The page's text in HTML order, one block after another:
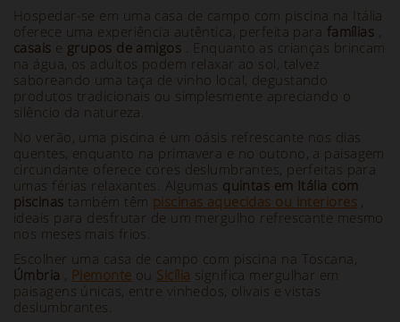
Hospedar-se em uma casa de campo com piscina na Itália
oferece uma experiência autêntica, perfeita para famílias ,
casais e grupos de amigos . Enquanto as crianças brincam
na água, os adultos podem relaxar ao sol, talvez
saboreando uma taça de vinho local, degustando
produtos tradicionais ou simplesmente apreciando o
silêncio da natureza.
No verão, uma piscina é um oásis refrescante nos dias
quentes, enquanto na primavera e no outono, a paisagem
circundante oferece cores deslumbrantes, perfeitas para
umas férias relaxantes. Algumas quintas em Itália com
piscinas também têm piscinas aquecidas ou interiores ,
ideais para desfrutar de um mergulho refrescante mesmo
nos meses mais frios.
Escolher uma casa de campo com piscina na Toscana,
Úmbria , Piemonte ou Sicília significa mergulhar em
paisagens únicas, entre vinhedos, olivais e vistas
deslumbrantes.